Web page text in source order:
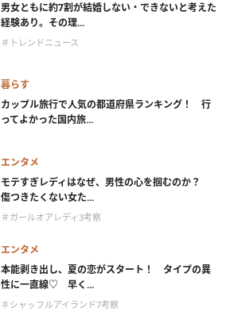
男女ともに約7割が結婚しない・できないと考えた
経験あり。その理...
＃トレンドニュース
暮らす
カップル旅行で人気の都道府県ランキング！ 行
ってよかった国内旅...
エンタメ
モテすぎレディはなぜ、男性の心を掴むのか？
傷つきたくない女た...
＃ガールオアレディ3考察
エンタメ
本能剥き出し、夏の恋がスタート！ タイプの異
性に一直線♡ 早く...
＃シャッフルアイランド7考察